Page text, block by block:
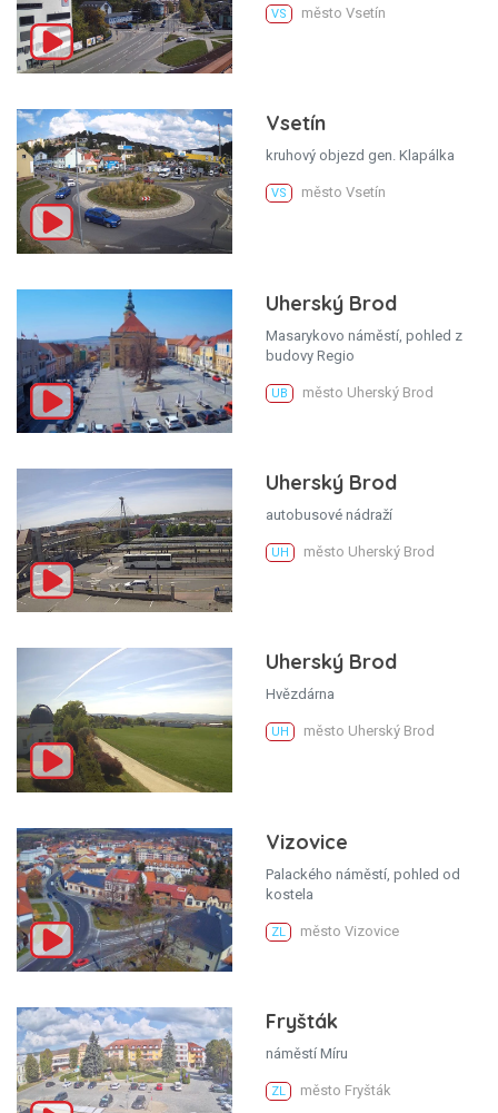
VS město Vsetín
Vsetín
kruhový objezd gen. Klapálka
VS město Vsetín
Uherský Brod
Masarykovo náměstí, pohled z
budovy Regio
UB město Uherský Brod
Uherský Brod
autobusové nádraží
UH město Uherský Brod
Uherský Brod
Hvězdárna
UH město Uherský Brod
Vizovice
Palackého náměstí, pohled od
kostela
ZL město Vizovice
Fryšták
náměstí Míru
ZL město Fryšták